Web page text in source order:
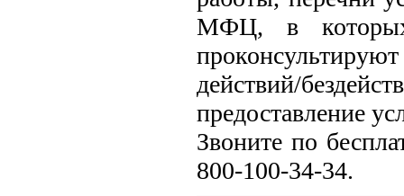
МФЦ, в которых
действий/
предоставление
Звоните по
800-100-34-34.